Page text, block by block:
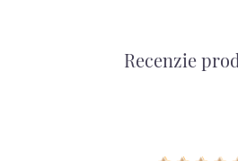
Recenzie